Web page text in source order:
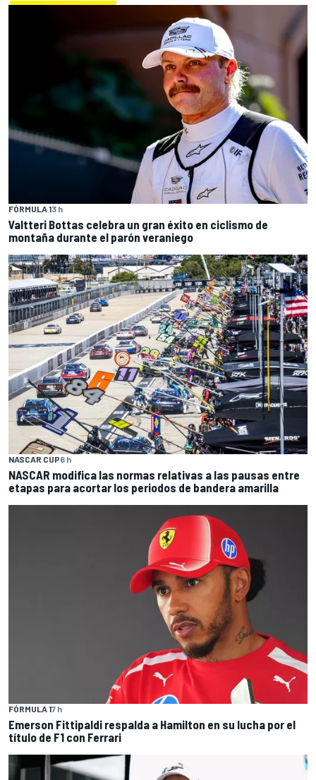
FÓRMULA 13 h
Valtteri Bottas celebra un gran éxito en ciclismo de
montaña durante el parón veraniego
NASCAR CUP6 h
NASCAR modifica las normas relativas a las pausas entre
etapas para acortar los periodos de bandera amarilla
FÓRMULA 17 h
Emerson Fittipaldi respalda a Hamilton en su lucha por el
título de F1 con Ferrari